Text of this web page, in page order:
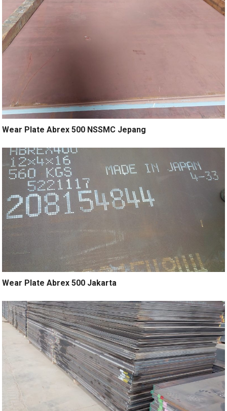
Wear Plate Abrex 500 NSSMC Jepang
Wear Plate Abrex 500 Jakarta